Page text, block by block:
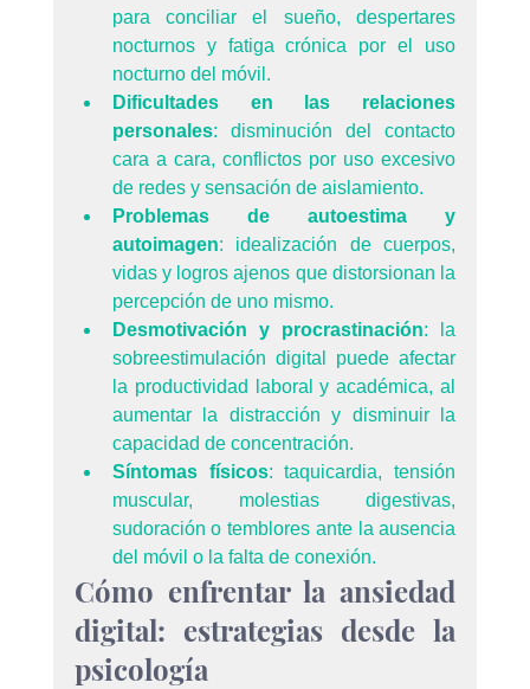
para conciliar el sueño, despertares
nocturnos y fatiga crónica por el uso
nocturno del móvil.
Dificultades en las relaciones
personales: disminución del contacto
cara a cara, conflictos por uso excesivo
de redes y sensación de aislamiento.
Problemas de autoestima y
autoimagen: idealización de cuerpos,
vidas y logros ajenos que distorsionan la
percepción de uno mismo.
Desmotivación y procrastinación: la
sobreestimulación digital puede afectar
la productividad laboral y académica, al
aumentar la distracción y disminuir la
capacidad de concentración.
Síntomas físicos: taquicardia, tensión
muscular, molestias digestivas,
sudoración o temblores ante la ausencia
del móvil o la falta de conexión.
Cómo enfrentar la ansiedad
digital: estrategias desde la
psicología